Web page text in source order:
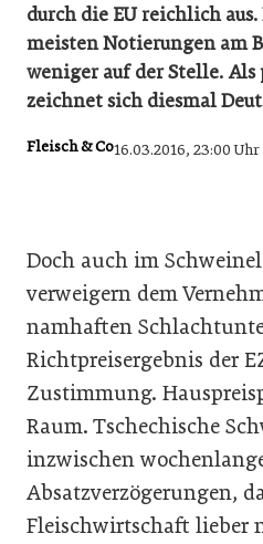
durch die EU reichlich
meisten Notierungen am
weniger auf der Stelle.
zeichnet sich diesmal
Fleisch & Co16.03.2016, 23:00 Uhr
Doch auch im
verweigern dem
namhaften
Richtpreisergebnis der
Zustimmung.
Raum. Tschechische
inzwischen
Absatzverzögerungen,
Fleischwirtschaft lieber